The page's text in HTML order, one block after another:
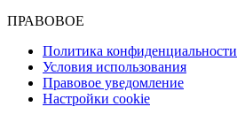
ПРАВОВОЕ
Политика конфиденциальности
Условия использования
Правовое уведомление
Настройки cookie